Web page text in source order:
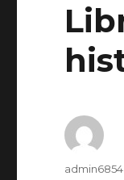
Autor
admin6854